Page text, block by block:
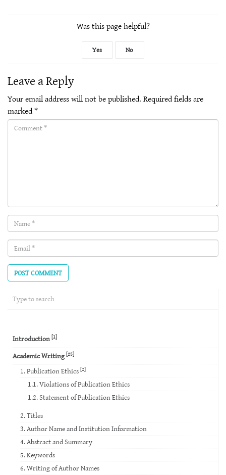
Was this page helpful?
Yes No
Leave a Reply
Your email address will not be published. Required fields are
marked*
Comment(required)
Name
(required)
Email
(required)
Introduction [1]
Academic Writing[25]
1. Publication Ethics [2]
1.1. Violations of Publication Ethics
1.2. Statement of Publication Ethics
2. Titles
3. Author Name and Institution Information
4. Abstract and Summary
5. Keywords
6. Writing of Author Names